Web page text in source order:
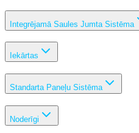
Integrējamā Saules Jumta Sistēma
Iekārtas
Standarta Paneļu Sistēma
Noderīgi